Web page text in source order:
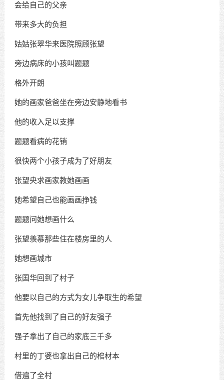
会给自己的父亲
带来多大的负担
姑姑张翠华来医院照顾张望
旁边病床的小孩叫题题
格外开朗
她的画家爸爸坐在旁边安静地看书
他的收入足以支撑
题题看病的花销
很快两个小孩子成为了好朋友
张望央求画家教她画画
她希望自己也能画画挣钱
题题问她想画什么
张望羡慕那些住在楼房里的人
她想画城市
张国华回到了村子
他要以自己的方式为女儿争取生的希望
首先他找到了自己的好友强子
强子拿出了自己的家底三千多
村里的丁婆也拿出自己的棺材本
借遍了全村